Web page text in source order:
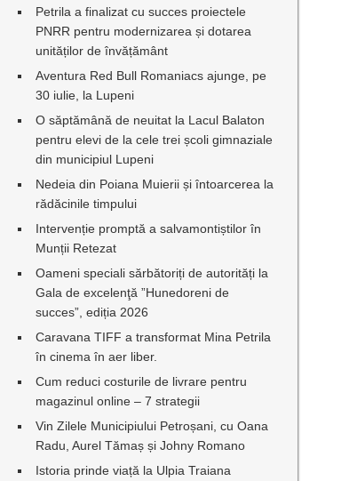
Petrila a finalizat cu succes proiectele
PNRR pentru modernizarea și dotarea
unităților de învățământ
Aventura Red Bull Romaniacs ajunge, pe
30 iulie, la Lupeni
O săptămână de neuitat la Lacul Balaton
pentru elevi de la cele trei școli gimnaziale
din municipiul Lupeni
Nedeia din Poiana Muierii și întoarcerea la
rădăcinile timpului
Intervenție promptă a salvamontiștilor în
Munții Retezat
Oameni speciali sărbătoriți de autorități la
Gala de excelenţă ”Hunedoreni de
succes”, ediția 2026
Caravana TIFF a transformat Mina Petrila
în cinema în aer liber.
Cum reduci costurile de livrare pentru
magazinul online – 7 strategii
Vin Zilele Municipiului Petroșani, cu Oana
Radu, Aurel Tămaș și Johny Romano
Istoria prinde viață la Ulpia Traiana